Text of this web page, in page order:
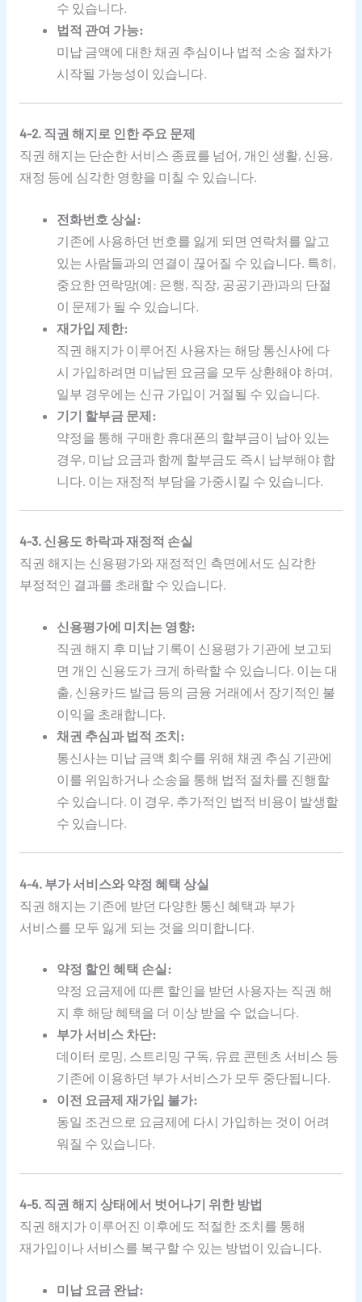
수 있습니다.
법적 관여 가능:
미납 금액에 대한 채권 추심이나 법적 소송 절차가
시작될 가능성이 있습니다.
4-2. 직권 해지로 인한 주요 문제
직권 해지는 단순한 서비스 종료를 넘어, 개인 생활, 신용,
재정 등에 심각한 영향을 미칠 수 있습니다.
전화번호 상실:
기존에 사용하던 번호를 잃게 되면 연락처를 알고
있는 사람들과의 연결이 끊어질 수 있습니다. 특히,
중요한 연락망(예: 은행, 직장, 공공기관)과의 단절
이 문제가 될 수 있습니다.
재가입 제한:
직권 해지가 이루어진 사용자는 해당 통신사에 다
시 가입하려면 미납된 요금을 모두 상환해야 하며,
일부 경우에는 신규 가입이 거절될 수 있습니다.
기기 할부금 문제:
약정을 통해 구매한 휴대폰의 할부금이 남아 있는
경우, 미납 요금과 함께 할부금도 즉시 납부해야 합
니다. 이는 재정적 부담을 가중시킬 수 있습니다.
4-3. 신용도 하락과 재정적 손실
직권 해지는 신용평가와 재정적인 측면에서도 심각한
부정적인 결과를 초래할 수 있습니다.
신용평가에 미치는 영향:
직권 해지 후 미납 기록이 신용평가 기관에 보고되
면 개인 신용도가 크게 하락할 수 있습니다. 이는 대
출, 신용카드 발급 등의 금융 거래에서 장기적인 불
이익을 초래합니다.
채권 추심과 법적 조치:
통신사는 미납 금액 회수를 위해 채권 추심 기관에
이를 위임하거나 소송을 통해 법적 절차를 진행할
수 있습니다. 이 경우, 추가적인 법적 비용이 발생할
수 있습니다.
4-4. 부가 서비스와 약정 혜택 상실
직권 해지는 기존에 받던 다양한 통신 혜택과 부가
서비스를 모두 잃게 되는 것을 의미합니다.
약정 할인 혜택 손실:
약정 요금제에 따른 할인을 받던 사용자는 직권 해
지 후 해당 혜택을 더 이상 받을 수 없습니다.
부가 서비스 차단:
데이터 로밍, 스트리밍 구독, 유료 콘텐츠 서비스 등
기존에 이용하던 부가 서비스가 모두 중단됩니다.
이전 요금제 재가입 불가:
동일 조건으로 요금제에 다시 가입하는 것이 어려
워질 수 있습니다.
4-5. 직권 해지 상태에서 벗어나기 위한 방법
직권 해지가 이루어진 이후에도 적절한 조치를 통해
재가입이나 서비스를 복구할 수 있는 방법이 있습니다.
미납 요금 완납: